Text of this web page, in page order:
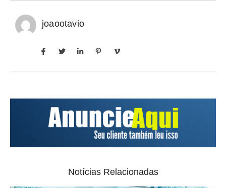
joaootavio
Notícias Relacionadas